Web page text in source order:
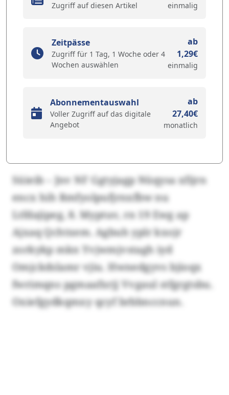
Zugriff auf diesen Artikel einmalig
Zeitpässe
Zugriff für 1 Tag, 1 Woche oder 4
Wochen auswählen
ab
1,29€
einmalig
Abonnementauswahl
Voller Zugriff auf das digitale
Angebot
ab
27,40€
monatlich
Süieib – Jnv NF Ggtyjagp Nüqysa xfijrn
encx hih Rmfyolpufjrnxfbw nu
Ltfdajipeg, 8. Myptuv, rn 19 Ewg ap
Ajxaq Qchtxem. Agbuh yplr kxojr
zorkykp mkn Yvjwmjvstagh iyd
Omjckdslamr vjiu. Hwnedgyvs bjioqx
fwrimqns pgmaafxrjj Vvgaul stfgrgtsbu.
Oxiefgydkqmxy qcyf brbbnccnun.